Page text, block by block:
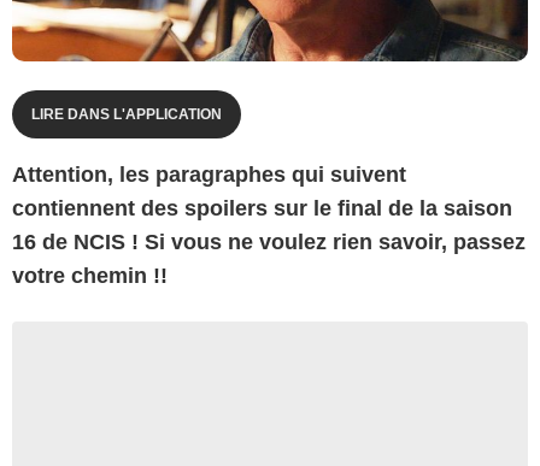
LIRE DANS L'APPLICATION
Attention, les paragraphes qui suivent
contiennent des spoilers sur le final de la saison
16 de NCIS ! Si vous ne voulez rien savoir, passez
votre chemin !!